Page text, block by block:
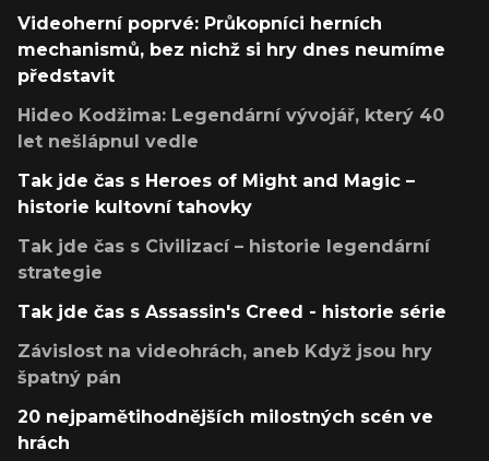
Videoherní poprvé: Průkopníci herních
mechanismů, bez nichž si hry dnes neumíme
představit
Hideo Kodžima: Legendární vývojář, který 40
let nešlápnul vedle
Tak jde čas s Heroes of Might and Magic –
historie kultovní tahovky
Tak jde čas s Civilizací – historie legendární
strategie
Tak jde čas s Assassin's Creed - historie série
Závislost na videohrách, aneb Když jsou hry
špatný pán
20 nejpamětihodnějších milostných scén ve
hrách